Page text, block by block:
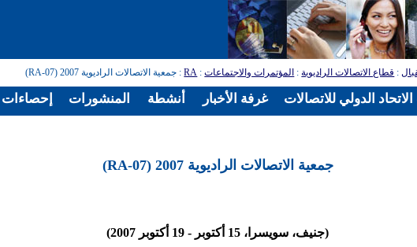
: قطاع الاتصالات الراديوية: المؤتمرات والاجتماعات:
RA: جمعية الاتصالات الراديوية 2007 (RA-07)
جمعية الاتصالات الراديوية 2007 (RA-07)
(جنيف، سويسرا، 15 أكتوبر - 19 أكتوبر 2007)
إحصاءات المنشورات أنشطة غرفة الأخبار الدولي للاتصالات